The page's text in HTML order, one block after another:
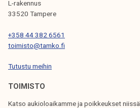
E
S
L
A
L-rakennus
33520 Tampere
+358 44 382 6561
toimisto@tamko.fi
Tutustu meihin
TOIMISTO
Katso aukioloaikamme ja poikkeukset niissä